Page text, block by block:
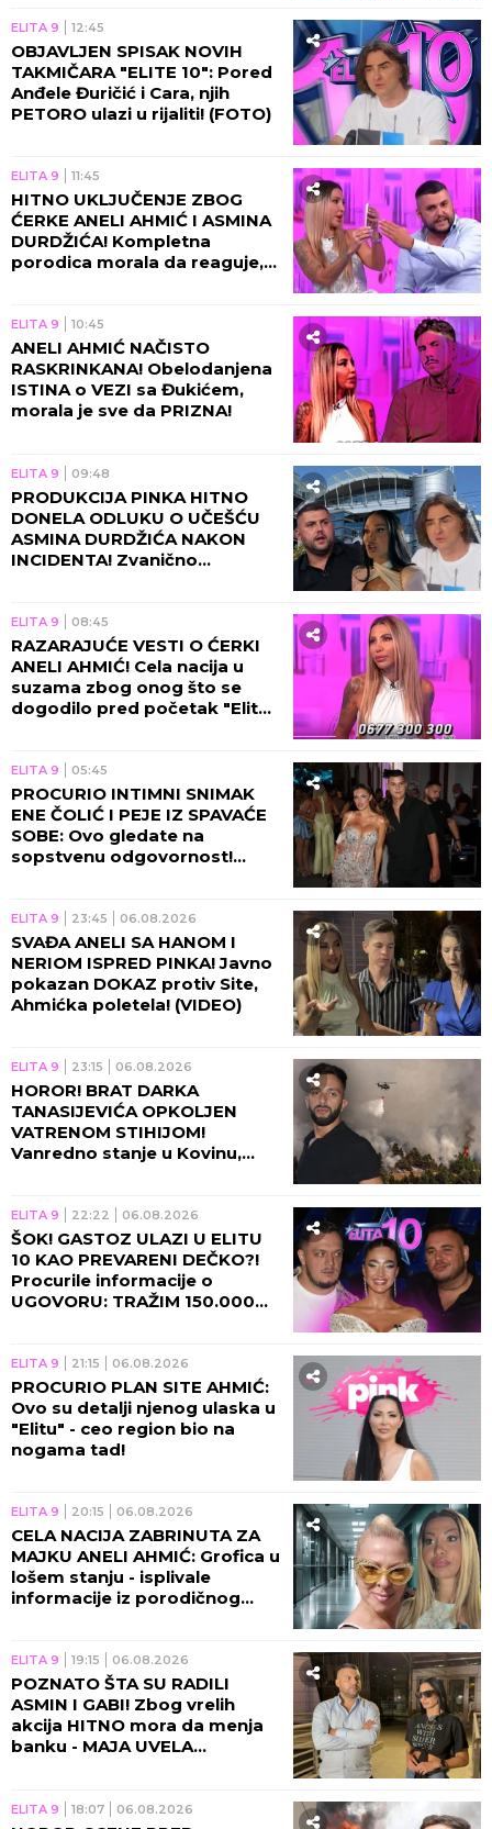
ELITA 9 12:45
OBJAVLJEN SPISAK NOVIH
TAKMIČARA "ELITE 10": Pored
Anđele Đuričić i Cara, njih
PETORO ulazi u rijaliti! (FOTO)
ELITA 9 11:45
HITNO UKLJUČENJE ZBOG
ĆERKE ANELI AHMIĆ I ASMINA
DURDŽIĆA! Kompletna
porodica morala da reaguje,
ELITA 9 10:45
ANELI AHMIĆ NAČISTO
RASKRINKANA! Obelodanjena
ISTINA o VEZI sa Đukićem,
morala je sve da PRIZNA!
ELITA 9 09:48
PRODUKCIJA PINKA HITNO
DONELA ODLUKU O UČEŠĆU
ASMINA DURDŽIĆA NAKON
INCIDENTA! Zvanično
pripravnosti!
ELITA 9 08:45
RAZARAJUĆE VESTI O ĆERKI
ANELI AHMIĆ! Cela nacija u
suzama zbog onog što se
dogodilo pred početak "Elite
ELITA 9 05:45
PROCURIO INTIMNI SNIMAK
ENE ČOLIĆ I PEJE IZ SPAVAĆE
SOBE: Ovo gledate na
sopstvenu odgovornost!
ELITA 9 23:45 06.08.2026
SVAĐA ANELI SA HANOM I
NERIOM ISPRED PINKA! Javno
pokazan DOKAZ protiv Site,
Ahmićka poletela! (VIDEO)
ELITA 9 23:15 06.08.2026
HOROR! BRAT DARKA
TANASIJEVIĆA OPKOLJEN
VATRENOM STIHIJOM!
Vanredno stanje u Kovinu,
ELITA 9 22:22 06.08.2026
ŠOK! GASTOZ ULAZI U ELITU
10 KAO PREVARENI DEČKO?!
Procurile informacije o
UGOVORU: TRAŽIM 150.000
ELITA 9 21:15 06.08.2026
PROCURIO PLAN SITE AHMIĆ:
Ovo su detalji njenog ulaska u
"Elitu" - ceo region bio na
nogama tad!
ELITA 9 20:15 06.08.2026
CELA NACIJA ZABRINUTA ZA
MAJKU ANELI AHMIĆ: Grofica u
lošem stanju - isplivale
informacije iz porodičnog
ELITA 9 19:15 06.08.2026
POZNATO ŠTA SU RADILI
ASMIN I GABI! Zbog vrelih
akcija HITNO mora da menja
banku - MAJA UVELA
ELITA 9 18:07 06.08.2026